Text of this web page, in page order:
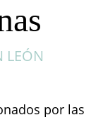
LEÓN
por las